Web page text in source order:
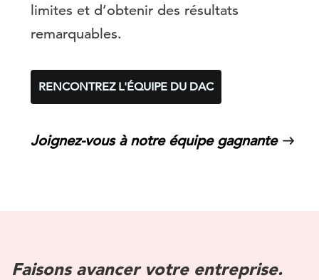
limites et d’obtenir des résultats
remarquables.
RENCONTREZ L'ÉQUIPE DU DAC
Joignez-vous à notre équipe gagnante
Faisons avancer votre entreprise.